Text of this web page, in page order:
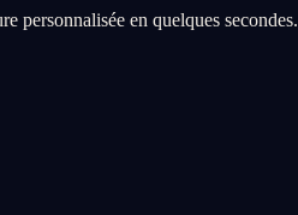
personnalisée en quelques secondes.